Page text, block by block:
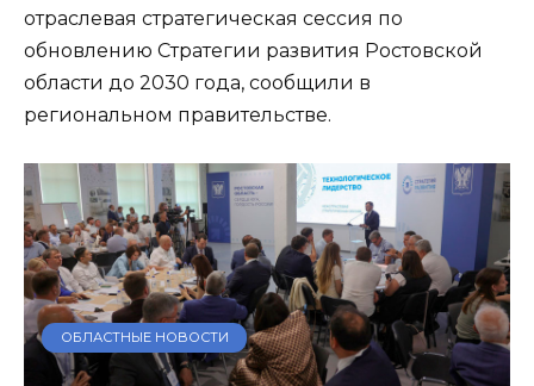
отраслевая стратегическая сессия по
обновлению Стратегии развития Ростовской
области до 2030 года, сообщили в
региональном правительстве.
ОБЛАСТНЫЕ НОВОСТИ